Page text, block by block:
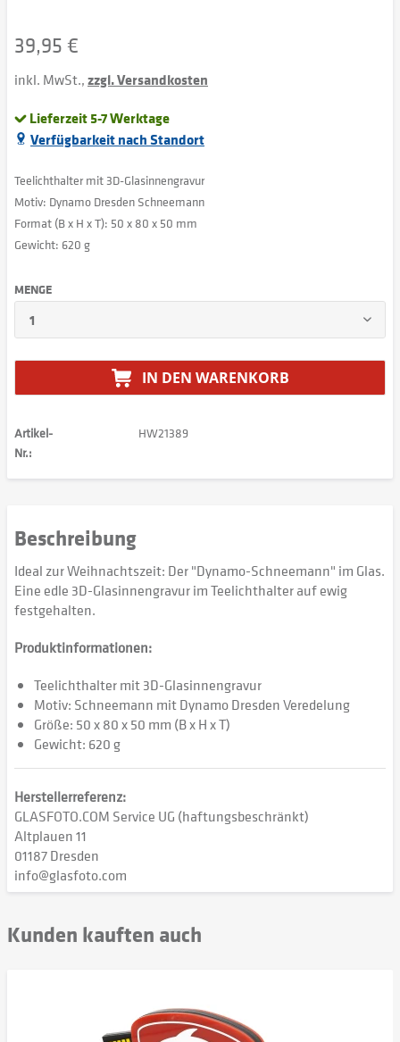
39,95 €
inkl. MwSt.,zzgl. Versandkosten
Lieferzeit 5-7 Werktage
Verfügbarkeit nach Standort
Teelichthalter mit 3D-Glasinnengravur
Motiv: Dynamo Dresden Schneemann
Format (B x H x T): 50 x 80 x 50 mm
Gewicht: 620 g
MENGE
IN DEN WARENKORB
Artikel-
Nr.:
HW21389
Beschreibung
Ideal zur Weihnachtszeit: Der "Dynamo-Schneemann" im Glas.
Eine edle 3D-Glasinnengravur im Teelichthalter auf ewig
festgehalten.
Produktinformationen:
Teelichthalter mit 3D-Glasinnengravur
Motiv: Schneemann mit Dynamo Dresden Veredelung
Größe: 50 x 80 x 50 mm (B x H x T)
Gewicht: 620 g
Herstellerreferenz:
GLASFOTO.COM Service UG (haftungsbeschränkt)
Altplauen 11
01187 Dresden
info@glasfoto.com
Kunden kauften auch